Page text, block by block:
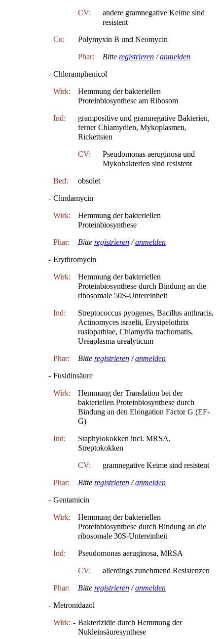
CV:
andere gramnegative Keime sind
resistent
Co: Polymyxin B und Neomycin
Phar: Bitte registrieren /anmelden
- Chloramphenicol
Wirk:
Hemmung der bakteriellen
Proteinbiosynthese am Ribosom
Ind:
grampositive und gramnegative Bakterien,
ferner Chlamydien, Mykoplasmen,
Rickettsien
CV:
Pseudomonas aeruginosa und
Mykobakterien sind resistent
Bed: obsolet
- Clindamycin
Wirk:
Hemmung der bakteriellen
Proteinbiosynthese
Phar: Bitte registrieren /anmelden
- Erythromycin
Wirk:
Hemmung der bakteriellen
Proteinbiosynthese durch Bindung an die
ribosomale 50S-Untereinheit
Ind:
Streptococcus pyogenes, Bacillus anthracis,
Actinomyces israelii, Erysipelothrix
rusiopathiae, Chlamydia trachomatis,
Ureaplasma urealyticum
Phar: Bitte registrieren /anmelden
- Fusidinsäure
Wirk:
Hemmung der Translation bei der
bakteriellen Proteinbiosynthese durch
Bindung an den Elongation Factor G (EF-
G)
Ind:
Staphylokokken incl. MRSA,
Streptokokken
CV: gramnegative Keime sind resistent
Phar: Bitte registrieren /anmelden
- Gentamicin
Wirk:
Hemmung der bakteriellen
Proteinbiosynthese durch Bindung an die
ribosomale 30S-Untereinheit
Ind: Pseudomonas aeruginosa, MRSA
CV: allerdings zunehmend Resistenzen
Phar: Bitte registrieren /anmelden
- Metronidazol
Wirk: - Bakterizidie durch Hemmung der
Nukleinsäuresynthese